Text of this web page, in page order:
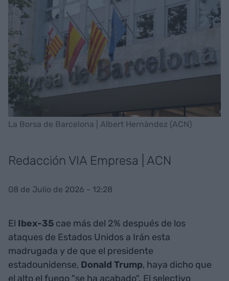
La Borsa de Barcelona | Albert Hernàndez (ACN)
Redacción VIA Empresa | ACN
08 de Julio de 2026 - 12:28
El Ibex-35 cae más del 2% después de los
ataques de Estados Unidos a Irán esta
madrugada y de que el presidente
estadounidense, Donald Trump, haya dicho que
el alto el fuego "se ha acabado". El selectivo